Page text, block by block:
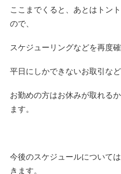
ここまでくると、あとはトン
ので、
スケジューリングなどを再度
平日にしかできないお取引な
お勤めの方はお休みが取れる
ます。
今後のスケジュールについて
きます。